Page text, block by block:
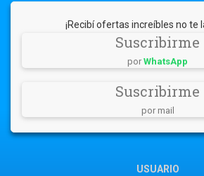
¡Recibí ofertas increíbles no te
Suscribirme
por WhatsApp
Suscribirme
por mail
USUARIO